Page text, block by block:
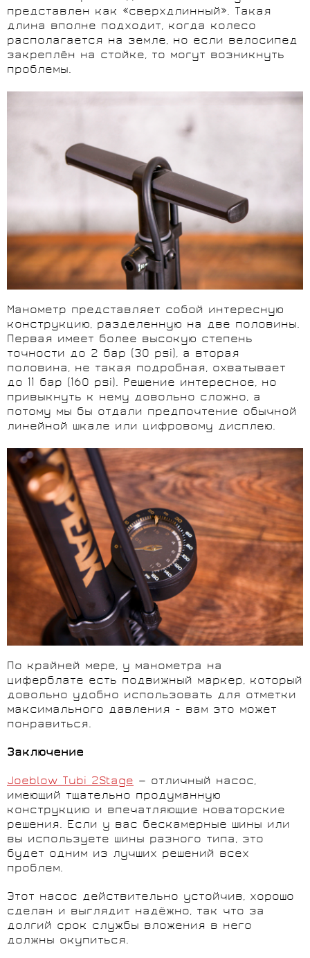
представлен как «сверхдлинный». Такая
длина вполне подходит, когда колесо
располагается на земле, но если велосипед
закреплён на стойке, то могут возникнуть
проблемы.
Манометр представляет собой интересную
конструкцию, разделенную на две половины.
Первая имеет более высокую степень
точности до 2 бар (30 psi), а вторая
половина, не такая подробная, охватывает
до 11 бар (160 psi). Решение интересное, но
привыкнуть к нему довольно сложно, а
потому мы бы отдали предпочтение обычной
линейной шкале или цифровому дисплею.
По крайней мере, у манометра на
циферблате есть подвижный маркер, который
довольно удобно использовать для отметки
максимального давления - вам это может
понравиться.
Заключение
Joeblow Tubi 2Stage — отличный насос,
имеющий тщательно продуманную
конструкцию и впечатляющие новаторские
решения. Если у вас бескамерные шины или
вы используете шины разного типа, это
будет одним из лучших решений всех
проблем.
Этот насос действительно устойчив, хорошо
сделан и выглядит надёжно, так что за
долгий срок службы вложения в него
должны окупиться.